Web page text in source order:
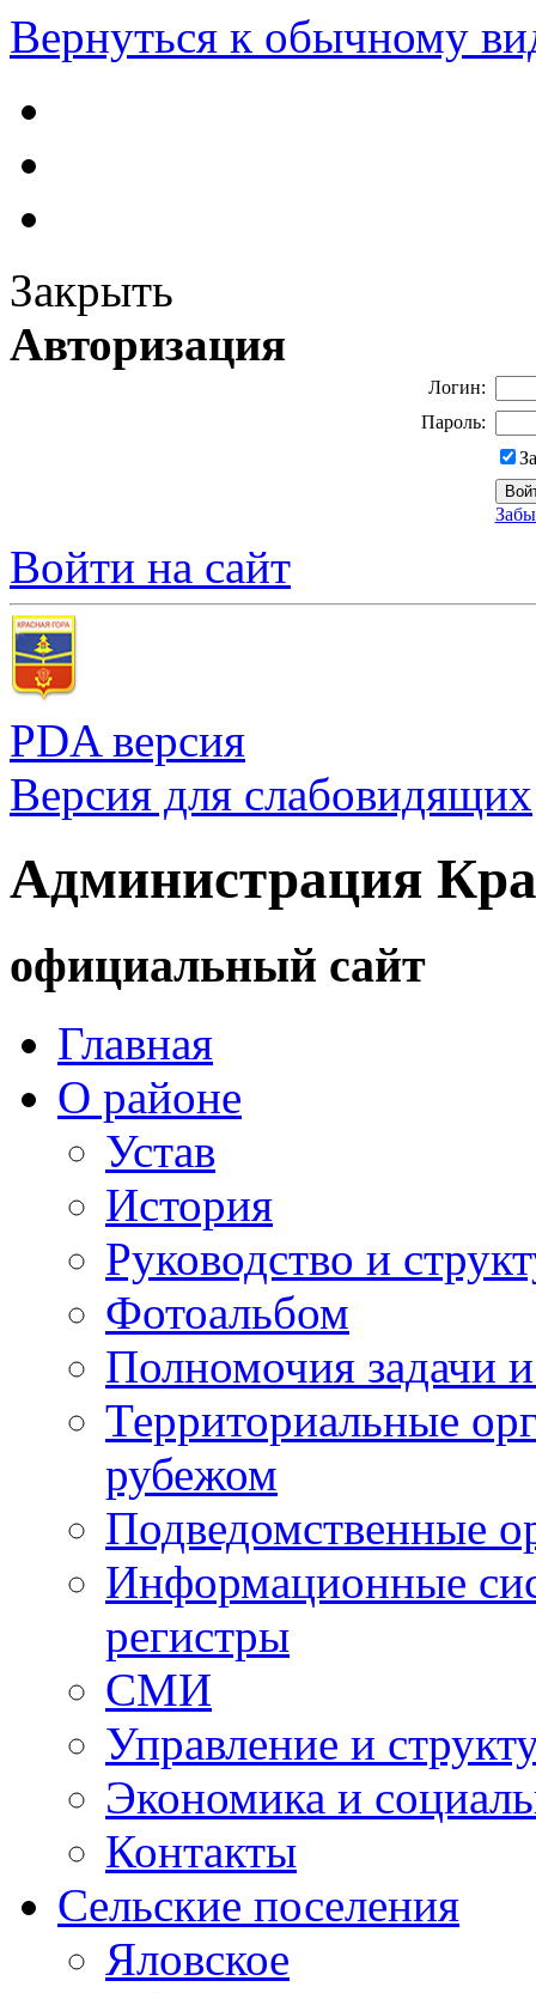
Вернуться к обычному
Закрыть
Авторизация
Логин:
Пароль:
Войти на сайт
PDA версия
Версия для слабовидящих
Администрация
официальный сайт
Главная
О районе
Устав
История
Руководство и
Фотоальбом
Полномочия задачи
Территориальные
рубежом
Подведомственные
Информационные
регистры
СМИ
Управление и
Экономика и
Контакты
Сельские поселения
Яловское